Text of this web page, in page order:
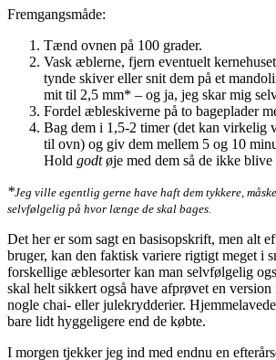
Fremgangsmåde:
Tænd ovnen på 100 grader.
Vask æblerne, fjern eventuelt
tynde skiver eller snit dem på et
mit til 2,5 mm* – og ja, jeg skar mig
Fordel æbleskiverne på to bageplader
Bag dem i 1,5-2 timer (det kan virkelig
til ovn) og giv dem mellem 5 og 10
Hold godtøje med dem så de ikke
*Jeg ville egentlig gerne have haft dem tykkere,
selvfølgelig på hvor længe de skal bages.
Det her er som sagt en basisopskrift, men alt
bruger, kan den faktisk variere rigtigt meget i
forskellige æblesorter kan man selvfølgelig
skal helt sikkert også have afprøvet en version
nogle chai- eller julekrydderier.
bare lidt hyggeligere end de købte.
I morgen tjekker jeg ind med endnu en